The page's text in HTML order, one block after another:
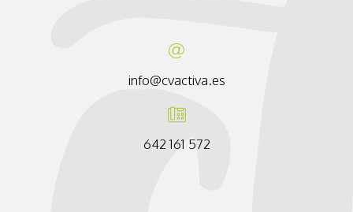
info@cvactiva.es
642 161 572